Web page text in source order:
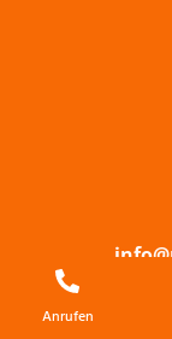
Anrufen